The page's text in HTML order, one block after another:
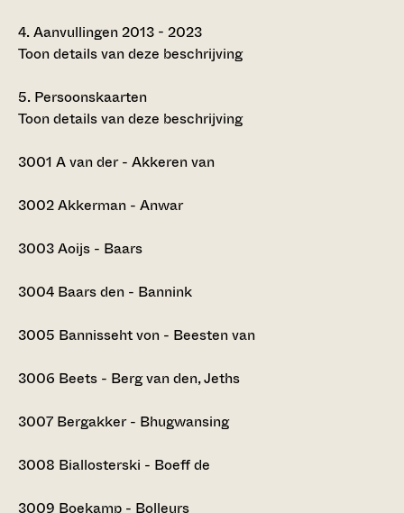
4.Aanvullingen 2013 - 2023
Toon details van deze beschrijving
5. Persoonskaarten
Toon details van deze beschrijving
3001 A van der - Akkeren van
3002Akkerman - Anwar
3003Aoijs - Baars
3004 Baars den - Bannink
3005 Bannisseht von - Beesten van
3006 Beets - Berg van den, Jeths
3007 Bergakker - Bhugwansing
3008 Biallosterski - Boeff de
3009 Boekamp - Bolleurs